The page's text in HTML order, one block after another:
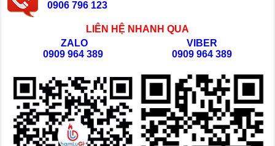
0906 796 123
LIÊN HỆ NHANH QUA
ZALO
0909 964 389
VIBER
0909 964 389